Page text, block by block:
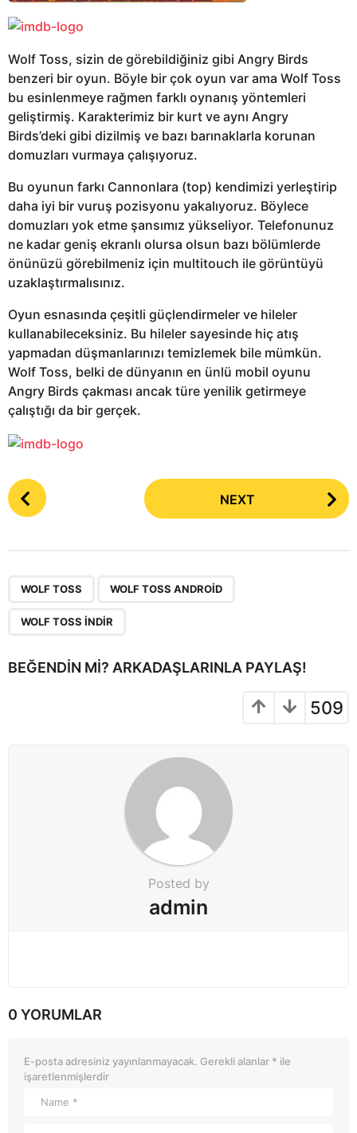
Wolf Toss, sizin de görebildiğiniz gibi Angry Birds
benzeri bir oyun. Böyle bir çok oyun var ama Wolf Toss
bu esinlenmeye rağmen farklı oynanış yöntemleri
geliştirmiş. Karakterimiz bir kurt ve aynı Angry
Birds’deki gibi dizilmiş ve bazı barınaklarla korunan
domuzları vurmaya çalışıyoruz.
Bu oyunun farkı Cannonlara (top) kendimizi yerleştirip
daha iyi bir vuruş pozisyonu yakalıyoruz. Böylece
domuzları yok etme şansımız yükseliyor. Telefonunuz
ne kadar geniş ekranlı olursa olsun bazı bölümlerde
önünüzü görebilmeniz için multitouch ile görüntüyü
uzaklaştırmalısınız.
Oyun esnasında çeşitli güçlendirmeler ve hileler
kullanabileceksiniz. Bu hileler sayesinde hiç atış
yapmadan düşmanlarınızı temizlemek bile mümkün.
Wolf Toss, belki de dünyanın en ünlü mobil oyunu
Angry Birds çakması ancak türe yenilik getirmeye
çalıştığı da bir gerçek.
P
o
a
NEXT
WOLF TOSS WOLF TOSS ANDROID
WOLF TOSS INDIR
BEĞENDIN MI? ARKADAŞLARINLA PAYLAŞ!
509
Posted by
admin
0 YORUMLAR
E-posta adresiniz yayınlanmayacak. Gerekli alanlar * ile
işaretlenmişlerdir